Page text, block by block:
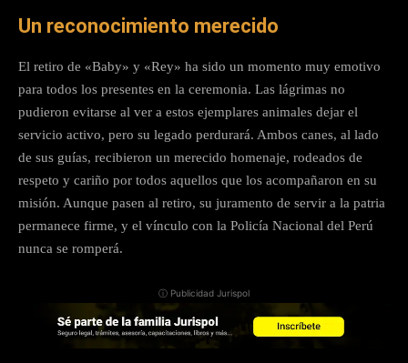
Un reconocimiento merecido
El retiro de «Baby» y «Rey» ha sido un momento muy emotivo
para todos los presentes en la ceremonia. Las lágrimas no
pudieron evitarse al ver a estos ejemplares animales dejar el
servicio activo, pero su legado perdurará. Ambos canes, al lado
de sus guías, recibieron un merecido homenaje, rodeados de
respeto y cariño por todos aquellos que los acompañaron en su
misión. Aunque pasen al retiro, su juramento de servir a la patria
permanece firme, y el vínculo con la Policía Nacional del Perú
nunca se romperá.
ⓘ Publicidad Jurispol